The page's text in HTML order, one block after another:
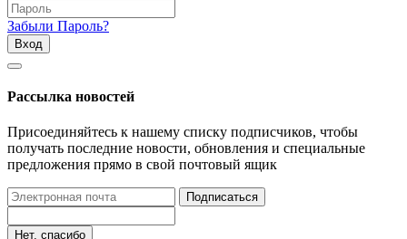
Забыли Пароль?
Вход
Рассылка новостей
Присоединяйтесь к нашему списку подписчиков, чтобы
получать последние новости, обновления и специальные
предложения прямо в свой почтовый ящик
Подписаться
Нет, спасибо